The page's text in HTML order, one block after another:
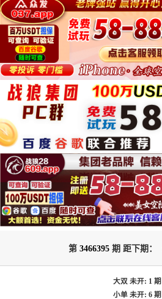
第 3466395 期 距下期：
大双 未开: 1期
小单 未开: 6期